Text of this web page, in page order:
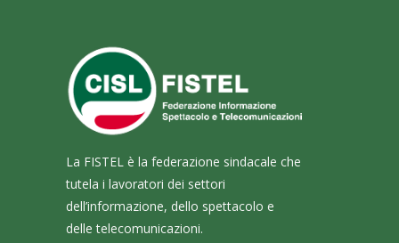
La FISTEL è la federazione sindacale che
tutela i lavoratori dei settori
dell’informazione, dello spettacolo e
delle telecomunicazioni.